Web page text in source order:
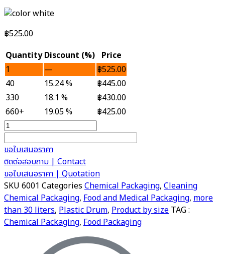
฿525.00
Quantity Discount (%) Price
1
— ฿525.00
40
15.24 % ฿445.00
330
18.1 % ฿430.00
660+
19.05 % ฿425.00
Plastic
Drum
60
Litre
quantity
ขอใบเสนอราคา
ติดต่อสอบถาม | Contact
ขอใบเสนอราคา | Quotation
SKU 6001 Categories Chemical Packaging, Cleaning
Chemical Packaging, Food and Medical Packaging, more
than 30 liters, Plastic Drum, Product by size TAG :
Chemical Packaging, Food Packaging